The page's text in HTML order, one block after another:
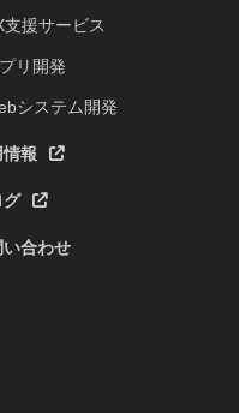
支援サービス
リ開発
システム開発
報
グ
い合わせ